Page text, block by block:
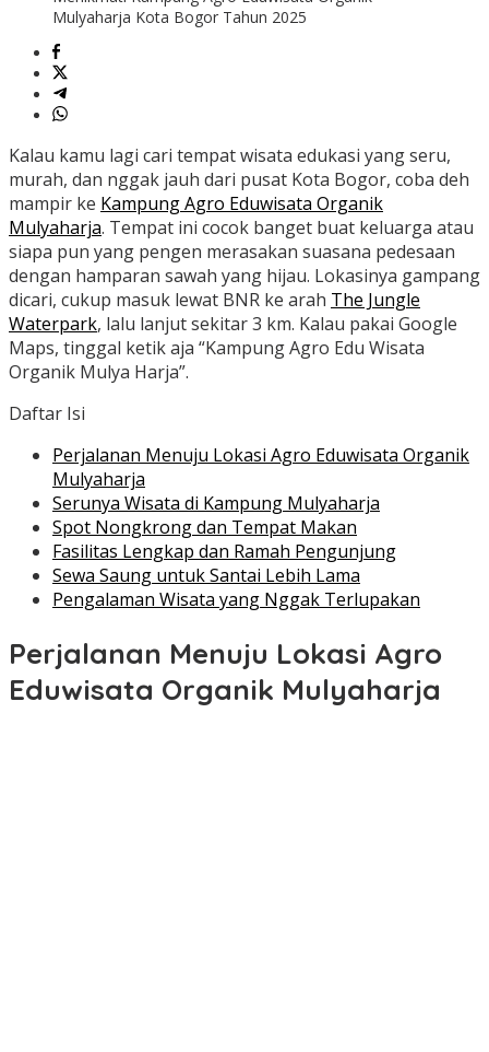
Mulyaharja Kota Bogor Tahun 2025
Kalau kamu lagi cari tempat wisata edukasi yang seru,
murah, dan nggak jauh dari pusat Kota Bogor, coba deh
mampir ke Kampung Agro Eduwisata Organik
Mulyaharja. Tempat ini cocok banget buat keluarga atau
siapa pun yang pengen merasakan suasana pedesaan
dengan hamparan sawah yang hijau. Lokasinya gampang
dicari, cukup masuk lewat BNR ke arah The Jungle
Waterpark, lalu lanjut sekitar 3 km. Kalau pakai Google
Maps, tinggal ketik aja “Kampung Agro Edu Wisata
Organik Mulya Harja”.
Daftar Isi
Perjalanan Menuju Lokasi Agro Eduwisata Organik
Mulyaharja
Serunya Wisata di Kampung Mulyaharja
Spot Nongkrong dan Tempat Makan
Fasilitas Lengkap dan Ramah Pengunjung
Sewa Saung untuk Santai Lebih Lama
Pengalaman Wisata yang Nggak Terlupakan
Perjalanan Menuju Lokasi Agro
Eduwisata Organik Mulyaharja